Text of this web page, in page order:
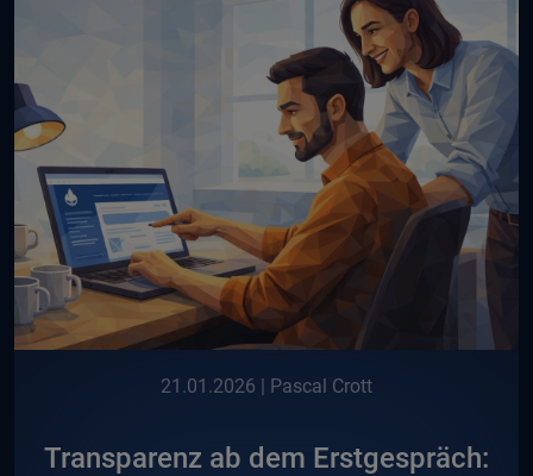
21.01.2026 | Pascal Crott
Transparenz ab dem Erstgespräch: